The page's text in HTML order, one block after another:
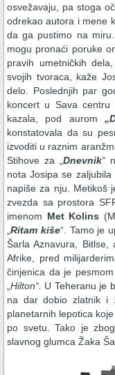
osvežavaju, pa stoga
odrekao autora i mene
da ga pustimo na
mogu pronaći poruke
pravih umetničkih
svojih tvoraca, kaže
delo. Poslednjih par
koncert u Sava
kazala, pod aurom
konstatovala da su
izvoditi u raznim
Stihove za „ Dnevnik“
nota Josipa se
napiše za nju. Metikoš
zvezda sa prostora
imenom Met Kolins
Ritam kiše“. Tamo je
Šarla Aznavura,
Afrike, pred
činjenica da je
Hilton“. U Teheranu je
na dar dobio zlatnik i
planetarnih lepotica
po svetu. Tako je
slavnog glumca Žaka